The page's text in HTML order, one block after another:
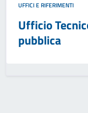
UFFICI E RIFERIMENTI
Ufficio
pubblica